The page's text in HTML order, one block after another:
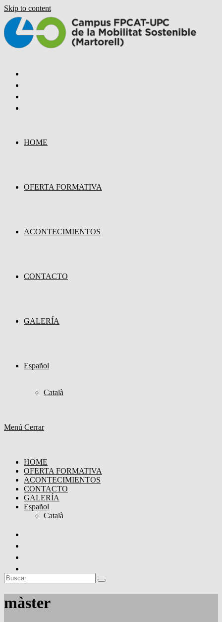
Skip to content
HOME
OFERTA FORMATIVA
ACONTECIMIENTOS
CONTACTO
GALERÍA
Español
Català
Menú Cerrar
HOME
OFERTA FORMATIVA
ACONTECIMIENTOS
CONTACTO
GALERÍA
Español
Català
màster